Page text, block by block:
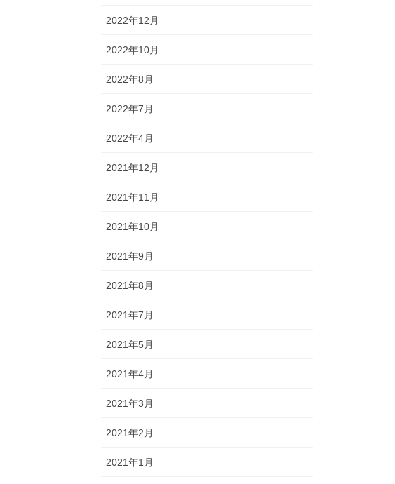
2022年12月
2022年10月
2022年8月
2022年7月
2022年4月
2021年12月
2021年11月
2021年10月
2021年9月
2021年8月
2021年7月
2021年5月
2021年4月
2021年3月
2021年2月
2021年1月